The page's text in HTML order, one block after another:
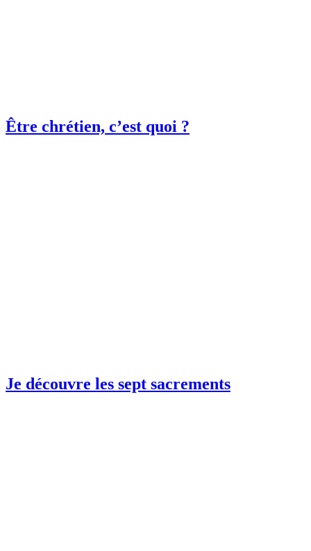
Être chrétien, c’est quoi ?
Je découvre les sept sacrements